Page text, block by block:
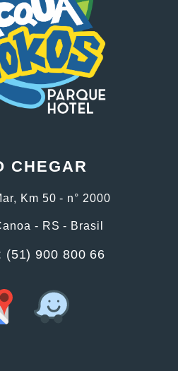
CHEGAR
Km 50 - n° 2000
- RS - Brasil
(51) 900 800 66